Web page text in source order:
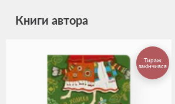
Книги автора
Тираж
закінчився